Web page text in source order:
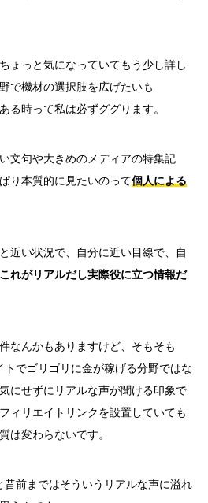
ょっと気になっていてもう少し詳し
で機材の選択肢を広げたいも
る時って私は必ずググります。
文句や大きめのメディアの特集記
り本質的に見たいのって個人による
近い状況で、自分に近い目線で、自
これがリアルだし実際役に立つ情報だ
なんかもありますけど、そもそも
でゴリゴリに金が稼げる分野ではな
にせずにリアルな声が聞ける印象で
ィリエイトリンクを設置していても
は変わらないです。
前まではそういうリアルな声に溢れ